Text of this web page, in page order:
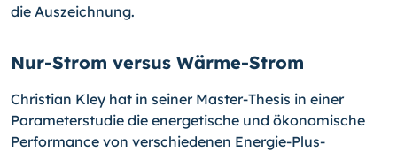
die Auszeich­nung.
Nur-Strom versus Wärme-Strom
Christian Kley hat in seiner Master-Thesis in einer
Parameterstudie die energetische und ökonomische
Performance von verschiedenen Energie-Plus-